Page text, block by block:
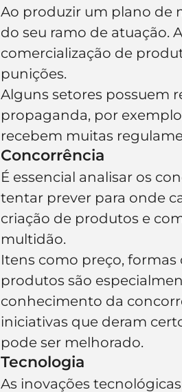
Ao produzir um plano de
do seu ramo de atuação.
comercialização de
punições.
Alguns setores possuem
propaganda, por
recebem muitas
Concorrência
É essencial analisar os
tentar prever para onde
criação de produtos e
multidão.
Itens como preço,
produtos são
conhecimento da
iniciativas que deram
pode ser melhorado.
Tecnologia
As inovações